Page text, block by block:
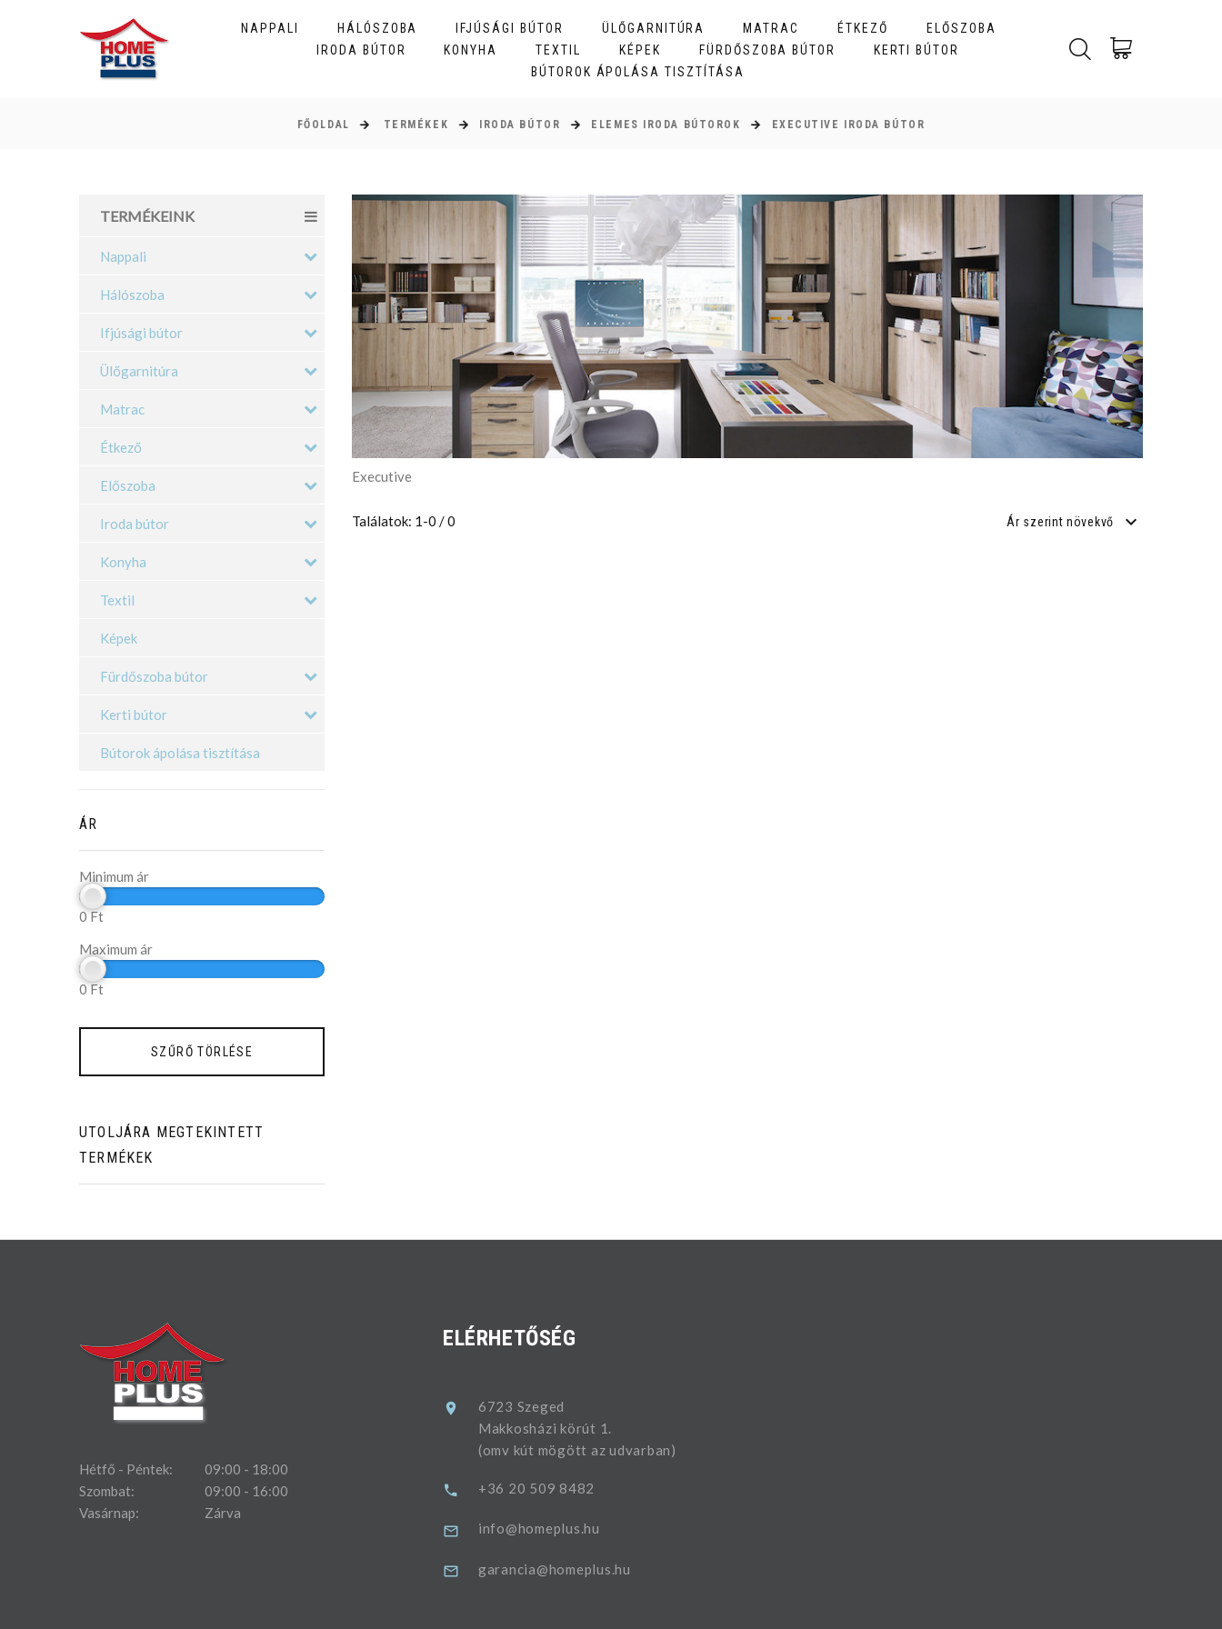
NAPPALI HÁLÓSZOBA IFJÚSÁGI BÚTOR ÜLŐGARNITÚRA MATRAC ÉTKEZŐ
ELŐSZOBA
IRODA BÚTOR
KONYHA TEXTIL KÉPEK FÜRDŐSZOBA BÚTOR
KERTI BÚTOR
BÚTOROK ÁPOLÁSA TISZTÍTÁSA
FŐOLDAL TERMÉKEK IRODA BÚTOR ELEMES IRODA BÚTOROK EXECUTIVE IRODA BÚTOR
TERMÉKEINK
Nappali
Hálószoba
Ifjúsági bútor
Ülőgarnitúra
Matrac
Étkező
Előszoba
Iroda bútor
Konyha
Textil
Képek
Fürdőszoba bútor
Kerti bútor
Bútorok ápolása tisztítása
ÁR
Minimum ár
0Ft
Maximum ár
0Ft
UTOLJÁRA MEGTEKINTETT
TERMÉKEK
Executive
Találatok: 1-0 / 0 Ár szerint növekvő
Hétfő - Péntek:
09:00 - 18:00
Szombat:
09:00 - 16:00
Vasárnap:
Zárva
ELÉRHETŐSÉG
6723 Szeged
Makkosházi körút 1.
(omv kút mögött az udvarban)
+36 20 509 8482
info@homeplus.hu
garancia@homeplus.hu